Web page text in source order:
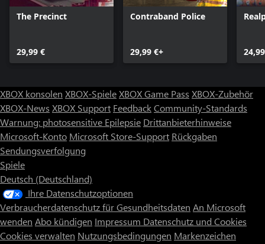
The Precinct
29,99 €
Contraband Police
29,99 €+
XBOX konsolen XBOX-SpieleXBOX Game Pass XBOX-Zubehör
XBOX-News XBOX Support FeedbackCommunity-Standards
Warnung: photosensitive Epilepsie Drittanbieterhinweise
Microsoft-Konto Microsoft Store-Support Rückgaben
Sendungsverfolgung
Spiele
Deutsch (Deutschland)
Ihre Datenschutzoptionen
Verbraucherdatenschutz für Gesundheitsdaten An Microsoft
wenden Abo kündigen Impressum Datenschutz und Cookies
Cookies verwalten Nutzungsbedingungen Markenzeichen